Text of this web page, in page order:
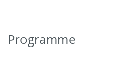
Programme